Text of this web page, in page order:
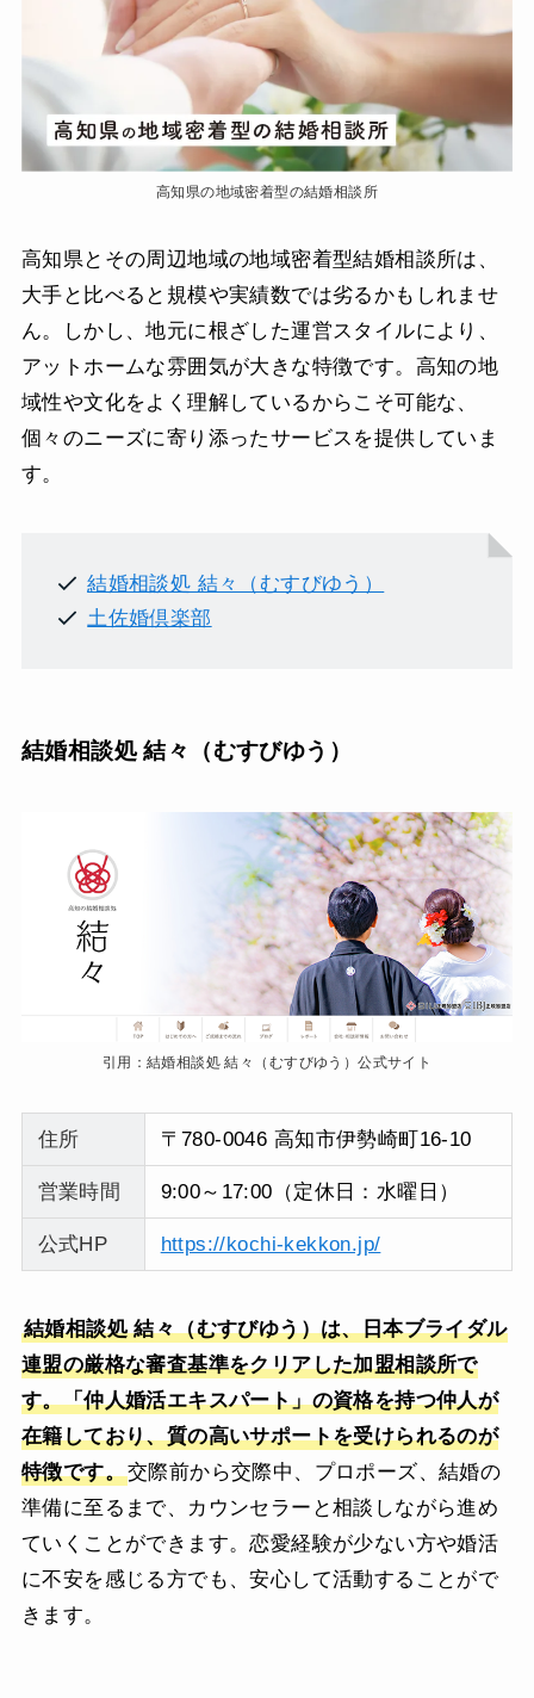
高知県の地域密着型の結婚相談所
高知県とその周辺地域の地域密着型結婚相談所は、
大手と比べると規模や実績数では劣るかもしれませ
ん。しかし、地元に根ざした運営スタイルにより、
アットホームな雰囲気が大きな特徴です。高知の地
域性や文化をよく理解しているからこそ可能な、
個々のニーズに寄り添ったサービスを提供していま
す。
結婚相談処 結々（むすびゆう）
土佐婚倶楽部
結婚相談処 結々（むすびゆう）
引用：結婚相談処 結々（むすびゆう）公式サイト
住所 〒780-0046 高知市伊勢崎町16-10
営業時間 9:00～17:00（定休日：水曜日）
公式HP https://kochi-kekkon.jp/
結婚相談処 結々（むすびゆう）は、日本ブライダル
連盟の厳格な審査基準をクリアした加盟相談所で
す。「仲人婚活エキスパート」の資格を持つ仲人が
在籍しており、質の高いサポートを受けられるのが
特徴です。交際前から交際中、プロポーズ、結婚の
準備に至るまで、カウンセラーと相談しながら進め
ていくことができます。恋愛経験が少ない方や婚活
に不安を感じる方でも、安心して活動することがで
きます。